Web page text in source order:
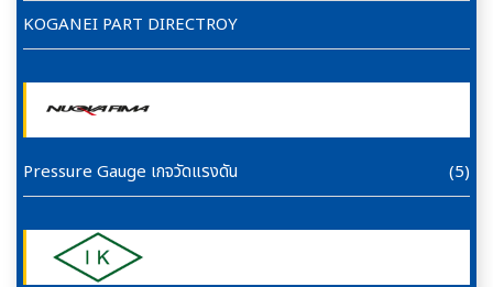
KOGANEI PART DIRECTROY
Pressure Gauge เกจวัดแรงดัน (5)